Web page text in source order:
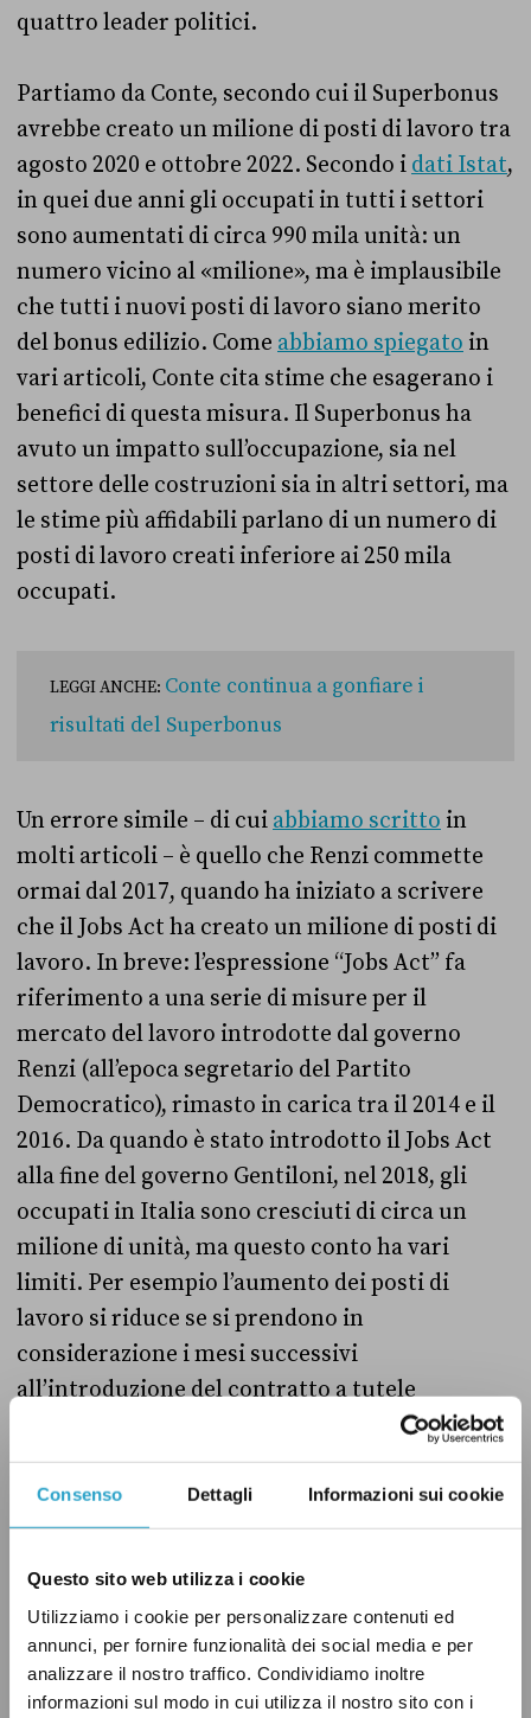
Consenso Dettagli Informazioni sui cookie
Questo sito web utilizza i cookie
Utilizziamo i cookie per personalizzare contenuti ed
annunci, per fornire funzionalità dei social media e per
analizzare il nostro traffico. Condividiamo inoltre
informazioni sul modo in cui utilizza il nostro sito con i
quattro leader politici.
Partiamo da Conte, secondo cui il Superbonus
avrebbe creato un milione di posti di lavoro tra
agosto 2020 e ottobre 2022. Secondo i dati Istat,
in quei due anni gli occupati in tutti i settori
sono aumentati di circa 990 mila unità: un
numero vicino al «milione», ma è implausibile
che tutti i nuovi posti di lavoro siano merito
del bonus edilizio. Come abbiamo spiegato in
vari articoli, Conte cita stime che esagerano i
benefici di questa misura. Il Superbonus ha
avuto un impatto sull’occupazione, sia nel
settore delle costruzioni sia in altri settori, ma
le stime più affidabili parlano di un numero di
posti di lavoro creati inferiore ai 250 mila
occupati.
LEGGI ANCHE: Conte continua a gonfiare i
risultati del Superbonus
Un errore simile – di cui abbiamo scritto in
molti articoli – è quello che Renzi commette
ormai dal 2017, quando ha iniziato a scrivere
che il Jobs Act ha creato un milione di posti di
lavoro. In breve: l’espressione “Jobs Act” fa
riferimento a una serie di misure per il
mercato del lavoro introdotte dal governo
Renzi (all’epoca segretario del Partito
Democratico), rimasto in carica tra il 2014 e il
2016. Da quando è stato introdotto il Jobs Act
alla fine del governo Gentiloni, nel 2018, gli
occupati in Italia sono cresciuti di circa un
milione di unità, ma questo conto ha vari
limiti. Per esempio l’aumento dei posti di
lavoro si riduce se si prendono in
considerazione i mesi successivi
all’introduzione del contratto a tutele
crescenti, avvenuto a dicembre 2014. In
generale, è un ragionamento troppo
semplicistico individuare un nesso certo di
causalità tra l’aumento complessivo del
numero degli occupati in un determinato
periodo e una riforma del lavoro (o una misura
economica come il Superbonus, nel caso di
Conte).